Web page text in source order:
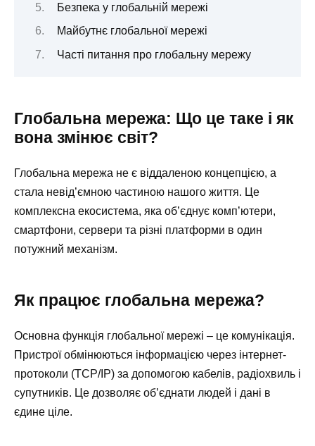
Безпека у глобальній мережі
Майбутнє глобальної мережі
Часті питання про глобальну мережу
Глобальна мережа: Що це таке і як
вона змінює світ?
Глобальна мережа не є віддаленою концепцією, а
стала невід’ємною частиною нашого життя. Це
комплексна екосистема, яка об’єднує комп’ютери,
смартфони, сервери та різні платформи в один
потужний механізм.
Як працює глобальна мережа?
Основна функція глобальної мережі – це комунікація.
Пристрої обмінюються інформацією через інтернет-
протоколи (TCP/IP) за допомогою кабелів, радіохвиль і
супутників. Це дозволяє об’єднати людей і дані в
єдине ціле.